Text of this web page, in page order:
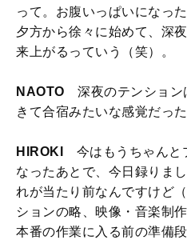
って。お腹いっぱいになっ
夕方から徐々に始めて、深
来上がるっていう（笑）。
NAOTO 深夜のテンション
きて合宿みたいな感覚だった
HIROKI 今はもうちゃん
なったあとで、今日録りま
れが当たり前なんですけど
ションの略、映像・音楽制
本番の作業に入る前の準備段